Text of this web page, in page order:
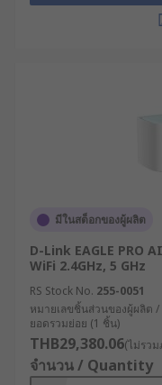
สำคัญที่เรียกว่า "การ
เป็นกระบวนการตัดสิน
พิจารณาปัจจัยต่าง ๆ เ
(Hop Count) ความเ
เส้นทางนั้น ๆ ว่ายังทำง
สำหรับเราเตอร์เกรด
รับการพัฒนาให้มีควา
เทคโนโลยีการเชื่อมต่
มีในสต็อกของผู้ผลิต
D-Link EAGLE PRO
WiFi 2.4GHz, 5 GHz
RS Stock No. 255-0051
หมายเลขชิ้นส่วนของผู้ผลิต /
ยอดรวมย่อย (1 ชิ้น)
THB29,380.06(ไม่รว
จำนวน / Quantity